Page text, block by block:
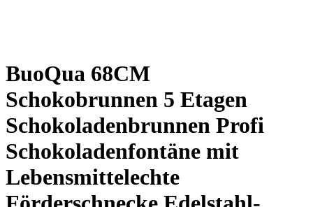
BuoQua 68CM
Schokobrunnen 5 Etagen
Schokoladenbrunnen Profi
Schokoladenfontäne mit
Lebensmittelechte